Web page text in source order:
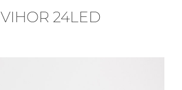
VIHOR 24LED